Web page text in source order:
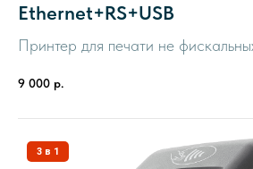
Ethernet+RS+USB
Принтер для печати не
9 000 р.
3 в 1